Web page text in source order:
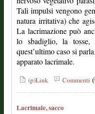
Tali impulsi vengono
natura irritativa) che
La lacrimazione può
lo sbadiglio, la tosse,
quest’ultimo caso si
apparato lacrimale.
(p)Link Commenti
Lacrimale, sacco